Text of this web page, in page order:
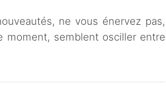
ne vous énervez pas,
moment, semblent osciller entre